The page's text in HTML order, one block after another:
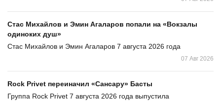
Стас Михайлов и Эмин Агаларов попали на «Вокзалы
одиноких душ»
Стас Михайлов и Эмин Агаларов 7 августа 2026 года
07 Авг 2026
Rock Privet переиначил «Сансару» Басты
Группа Rock Privet 7 августа 2026 года выпустила